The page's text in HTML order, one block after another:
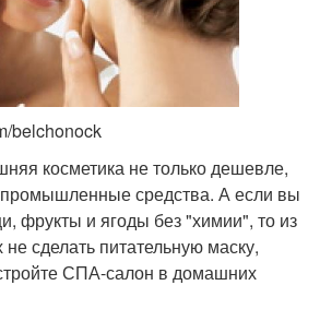
belchonock
косметика не только дешевле,
средства. А если вы
фрукты и ягоды без "химии", то из
не сделать питательную маску,
СПА-салон в домашних